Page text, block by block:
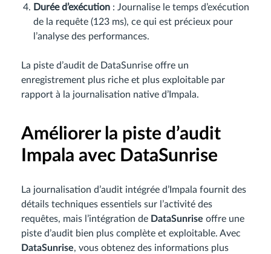
Durée d’exécution : Journalise le temps d’exécution
de la requête (123 ms), ce qui est précieux pour
l’analyse des performances.
La piste d’audit de DataSunrise offre un
enregistrement plus riche et plus exploitable par
rapport à la journalisation native d’Impala.
Améliorer la piste d’audit
Impala avec DataSunrise
La journalisation d’audit intégrée d’Impala fournit des
détails techniques essentiels sur l’activité des
requêtes, mais l’intégration de DataSunrise offre une
piste d’audit bien plus complète et exploitable. Avec
DataSunrise, vous obtenez des informations plus